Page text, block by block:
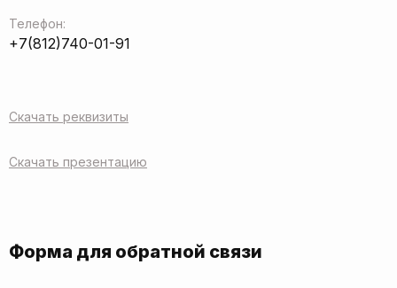
Телефон:
+7(812)740-01-91
Скачать реквизиты
Скачать презентацию
Форма для обратной связи